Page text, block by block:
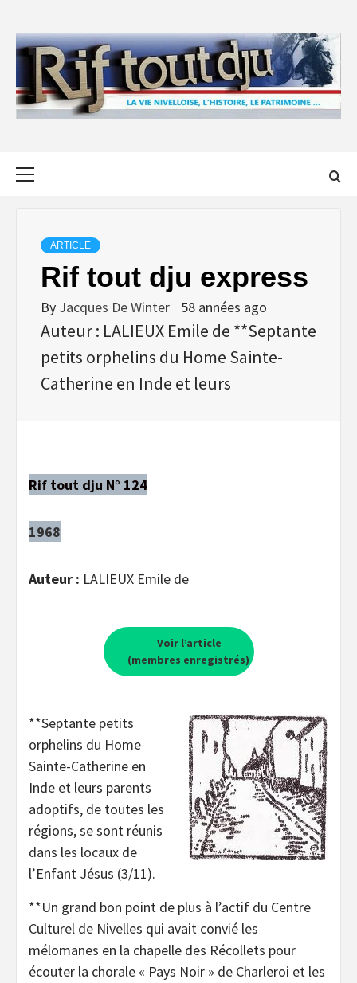
content
ARTICLE
Rif tout dju express
By Jacques De Winter 58 années ago
Auteur : LALIEUX Emile de **Septante
petits orphelins du Home Sainte-
Catherine en Inde et leurs
Rif tout dju N° 124
1968
Auteur : LALIEUX Emile de
Voir l’article
(membres enregistrés)
**Septante petits
orphelins du Home
Sainte-Catherine en
Inde et leurs parents
adoptifs, de toutes les
régions, se sont réunis
dans les locaux de
l’Enfant Jésus (3/11).
**Un grand bon point de plus à l’actif du Centre
Culturel de Nivelles qui avait convié les
mélomanes en la chapelle des Récollets pour
écouter la chorale « Pays Noir » de Charleroi et les